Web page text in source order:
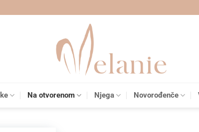
Na otvorenom Njega Novorođenče